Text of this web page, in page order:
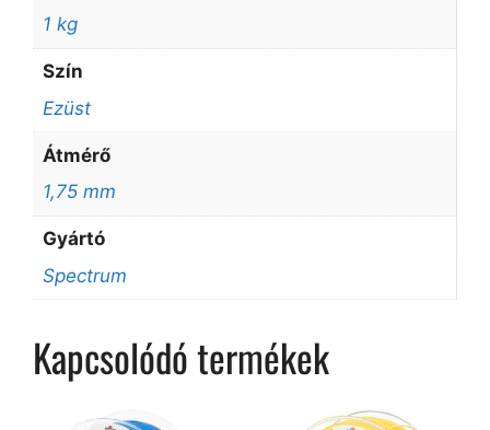
1 kg
Szín
Ezüst
Átmérő
1,75 mm
Gyártó
Spectrum
Kapcsolódó termékek